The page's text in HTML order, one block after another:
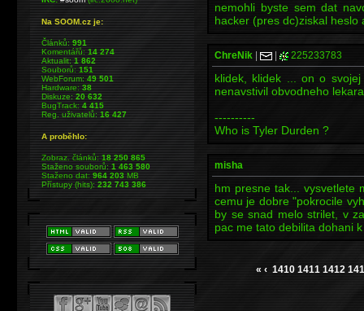
nemohli byste sem dat
hacker (pres dc)ziskal heslo
ChreNik 225233783
klidek, klidek ... on o
nenavstivil obvodneho
----------
Who is Tyler Durden ?
misha
hm presne tak... vysvetlete
cemu je dobre "pokrocile
by se snad melo strilet, v
pac me tato debilita dohani
« ‹ 1410 1411 1412
Na SOOM.cz je:
Článků:991
Komentářů:14 274
Aktualit:1 862
Souborů:151
WebForum:49 501
Hardware:38
Diskuze:20 632
BugTrack:4 415
Reg. uživatelů:16 427
A proběhlo:
Zobraz. článků:18 250 865
Staženo souborů:1 463 580
Staženo dat:964 203MB
Přístupy (hits):232 743 386